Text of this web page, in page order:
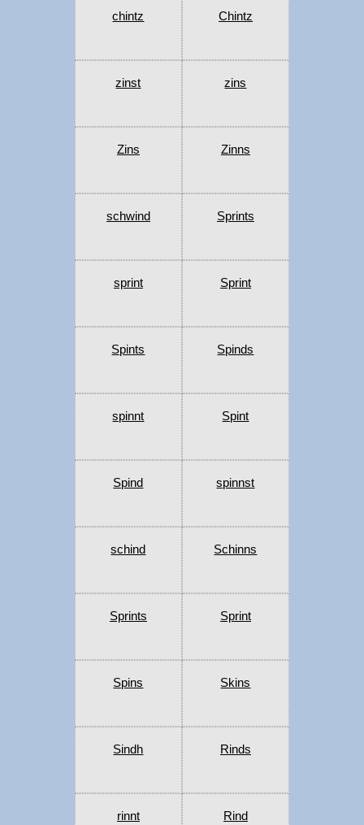
chintz Chintz
zinst zins
Zins Zinns
schwind Sprints
sprint Sprint
Spints Spinds
spinnt Spint
Spind spinnst
schind Schinns
Sprints Sprint
Spins Skins
Sindh Rinds
rinnt Rind